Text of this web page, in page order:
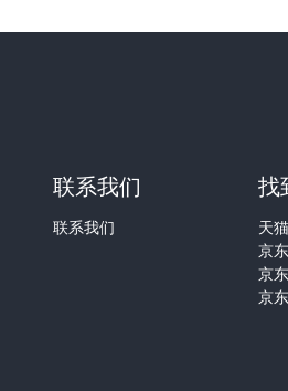
联系我们
联系我们
找
天
京
京
京